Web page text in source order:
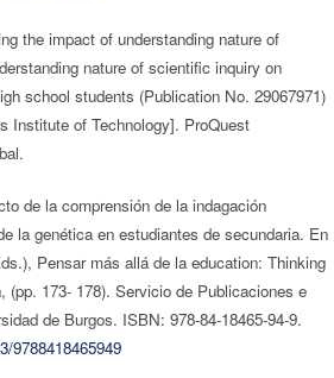
the impact of understanding nature of
nature of scientific inquiry on
school students (Publication No. 29067971)
Institute of Technology]. ProQuest
de la comprensión de la indagación
la genética en estudiantes de secundaria. En
Pensar más allá de la education: Thinking
(pp. 173- 178). Servicio de Publicaciones e
de Burgos. ISBN: 978-84-18465-94-9.
9788418465949